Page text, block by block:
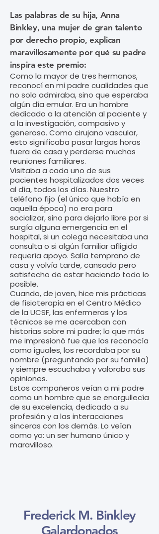
Las palabras de su hija, Anna
Binkley, una mujer de gran talento
por derecho propio, explican
maravillosamente por qué su padre
inspira este premio:
Como la mayor de tres hermanos,
reconocí en mi padre cualidades que
no solo admiraba, sino que esperaba
algún día emular. Era un hombre
dedicado a la atención al paciente y
a la investigación, compasivo y
generoso. Como cirujano vascular,
esto significaba pasar largas horas
fuera de casa y perderse muchas
reuniones familiares.
Visitaba a cada uno de sus
pacientes hospitalizados dos veces
al día, todos los días. Nuestro
teléfono fijo (el único que había en
aquella época) no era para
socializar, sino para dejarlo libre por si
surgía alguna emergencia en el
hospital, si un colega necesitaba una
consulta o si algún familiar afligido
requería apoyo. Salía temprano de
casa y volvía tarde, cansado pero
satisfecho de estar haciendo todo lo
posible.
Cuando, de joven, hice mis prácticas
de fisioterapia en el Centro Médico
de la UCSF, las enfermeras y los
técnicos se me acercaban con
historias sobre mi padre; lo que más
me impresionó fue que los reconocía
como iguales, los recordaba por su
nombre (preguntando por su familia)
y siempre escuchaba y valoraba sus
opiniones.
Estos compañeros veían a mi padre
como un hombre que se enorgullecía
de su excelencia, dedicado a su
profesión y a las interacciones
sinceras con los demás. Lo veían
como yo: un ser humano único y
maravilloso.
Frederick M. Binkley
Galardonados